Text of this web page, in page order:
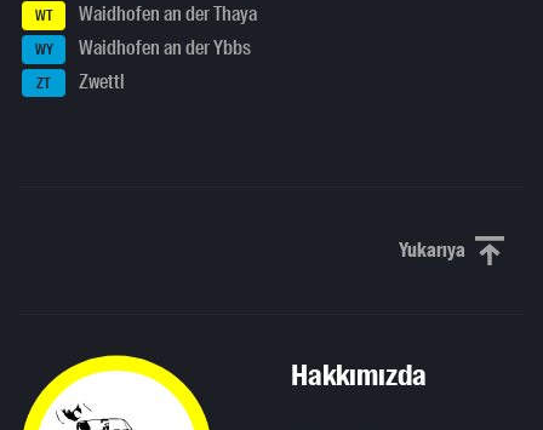
WT Waidhofen an der Thaya
WY Waidhofen an der Ybbs
ZT Zwettl
YukarıyaYukarı
Hakkımızda